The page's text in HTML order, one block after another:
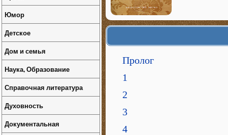
Пролог
1
2
3
4
Юмор
Детское
Дом и семья
Наука, Образование
Справочная литература
Духовность
Документальная